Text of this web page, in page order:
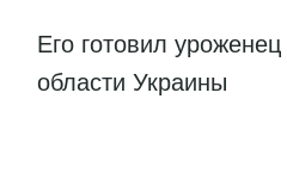
Его готовил
области Украины